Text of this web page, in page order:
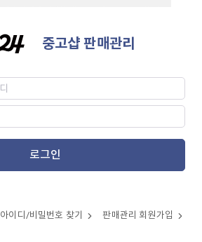
중고샵 판매관리
로그인
아이디/비밀번호 찾기 판매관리 회원가입